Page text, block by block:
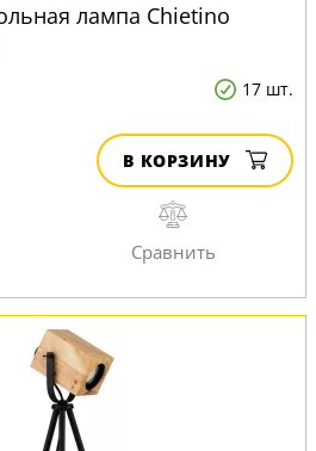
лампа Chietino
17 шт.
В КОРЗИНУ